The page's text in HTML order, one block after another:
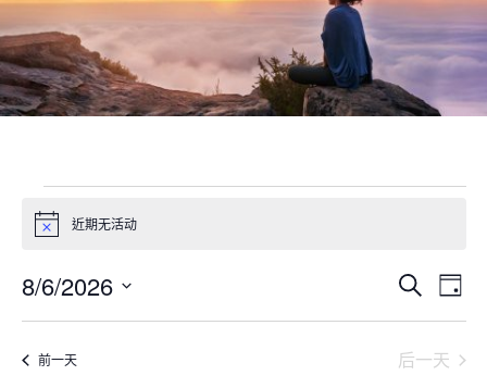
活
动
for
6
8
月,
Notice 近期无活动
活
动
索
搜
活
动
视
图
导
日
8/6/2026
日 前一天 后一天